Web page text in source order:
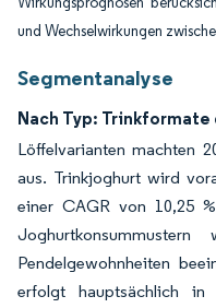
und Wechselwirkungen
Segmentanalyse
Nach Typ:
Löffelvarianten machten
aus. Trinkjoghurt wird
einer CAGR von 10,25
Pendelgewohnheiten
erfolgt hauptsächlich